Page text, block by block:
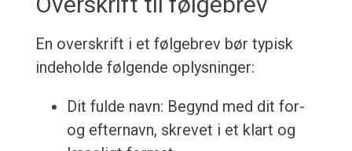
En overskrift i et følgebrev bør typisk
indeholde følgende oplysninger:
Dit fulde navn: Begynd med dit for-
og efternavn, skrevet i et klart og